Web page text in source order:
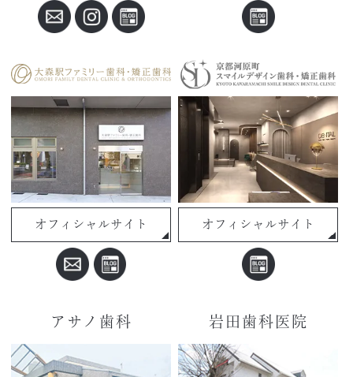
オフィシャルサイト オフィシャルサイト
アサノ歯科 岩田歯科医院